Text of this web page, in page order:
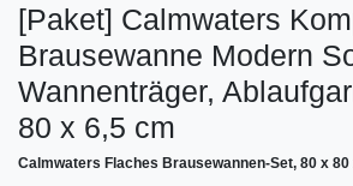
[Paket] Calmwaters
Brausewanne Modern
Wannenträger,
80 x 6,5 cm
Calmwaters Flaches Brausewannen-Set, 80 x 80